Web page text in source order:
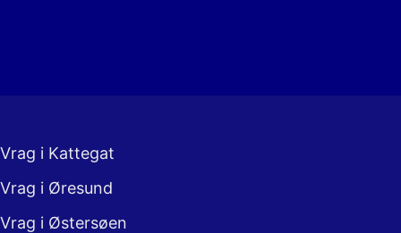
Vrag i Kattegat
Vrag i Øresund
Vrag i Østersøen